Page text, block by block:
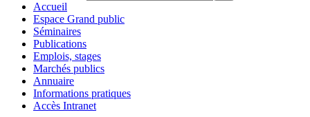
Accueil
Espace Grand public
Séminaires
Publications
Emplois, stages
Marchés publics
Annuaire
Informations pratiques
Accès Intranet